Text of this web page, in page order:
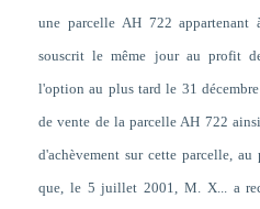
une parcelle AH 722
souscrit le même jour au profit
l'option au plus tard le 31
de vente de la parcelle AH 722
d'achèvement sur cette parcelle,
que, le 5 juillet 2001, M. X... a